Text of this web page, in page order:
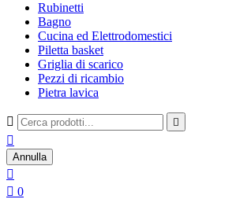
Rubinetti
Bagno
Cucina ed Elettrodomestici
Piletta basket
Griglia di scarico
Pezzi di ricambio
Pietra lavica
 

Annulla

 0